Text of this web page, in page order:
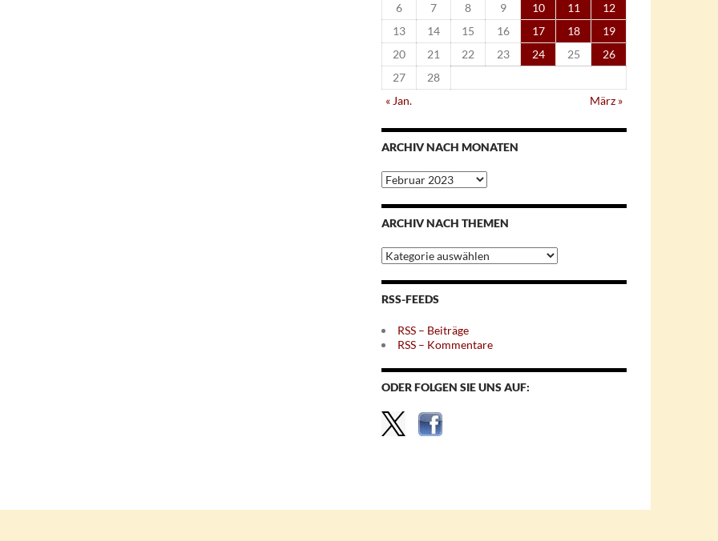
6
7 8 9 10 11
12
13
14 15 16 17 18
19
20
21 22 23 24 25
26
27
28
« Jan.
März »
ARCHIV NACH MONATEN
Archiv
nach
Monaten
ARCHIV NACH THEMEN
Archiv
nach
Themen
RSS-FEEDS
RSS – Beiträge
RSS – Kommentare
ODER FOLGEN SIE UNS AUF: